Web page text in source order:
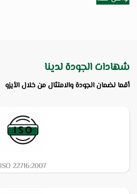
شهادات الجودة لدينا
أقما لضمان الجودة والامتثال من خلال الأيزو
ISO 22716:2007